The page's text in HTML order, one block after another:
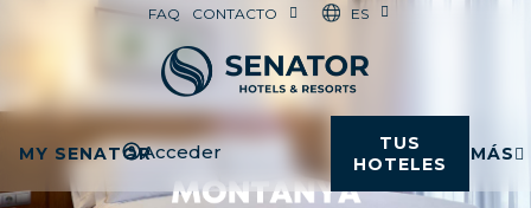
FAQ CONTACTO ES
MY SENATORAcceder
TUS
HOTELES
MÁS